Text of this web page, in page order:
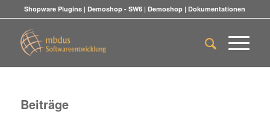
Shopware Plugins | Demoshop - SW6 | Demoshop | Dokumentationen
Beiträge